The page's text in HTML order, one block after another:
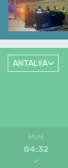
ANTALYA
İMSAK
04:32